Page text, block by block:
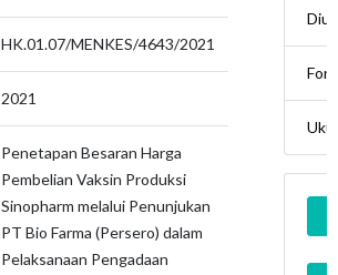
HK.01.07/MENKES/4643/2021
2021
Penetapan Besaran Harga
Pembelian Vaksin Produksi
Sinopharm melalui Penunjukan
PT Bio Farma (Persero) dalam
Pelaksanaan Pengadaan